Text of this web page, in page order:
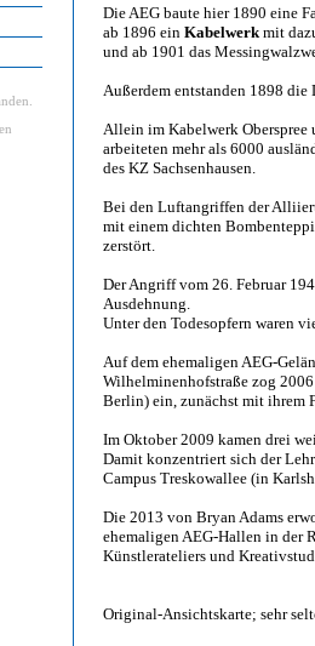
Die AEG baute hier 1890 eine
ab 1896 ein Kabelwerkmit
und ab 1901 das
Außerdem entstanden 1898 die
Allein im Kabelwerk Oberspree
arbeiteten mehr als 6000
des KZ Sachsenhausen.
Bei den Luftangriffen der
mit einem dichten
zerstört.
Der Angriff vom 26. Februar
Ausdehnung.
Unter den Todesopfern waren
Auf dem ehemaligen AEG-
Wilhelminenhofstraße zog
Berlin) ein, zunächst mit ihrem
Im Oktober 2009 kamen drei
Damit konzentriert sich der
Campus Treskowallee (in
Die 2013 von Bryan Adams
ehemaligen AEG-Hallen in der
Künstlerateliers und
Original-Ansichtskarte; sehr